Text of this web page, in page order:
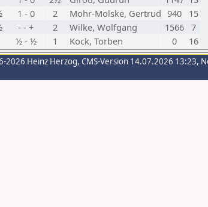
1 - 0 2 Mohr-Molske, Gertrud 940
15
- - + 2 Wilke, Wolfgang 1566 7
½ - ½ 1 Kock, Torben 0 16
2026 Heinz Herzog, CMS-Version 14.07.2026 13:23,